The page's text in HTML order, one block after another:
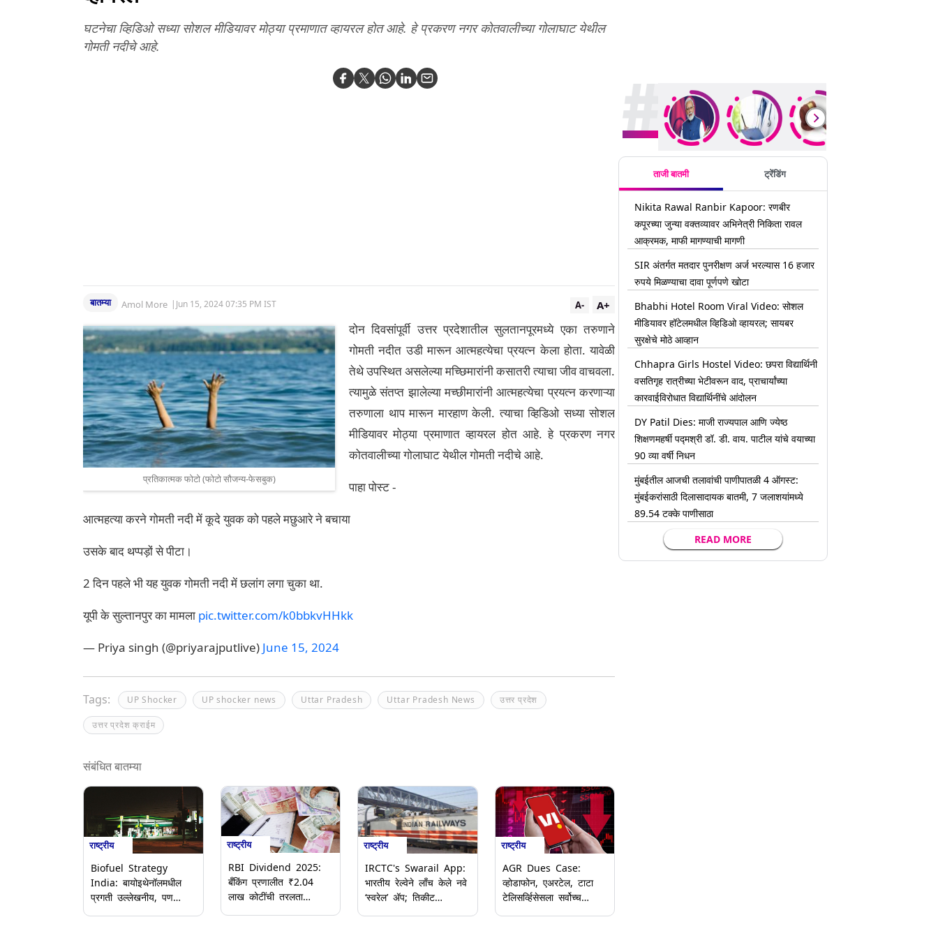
घटनेचा व्हिडिओ सध्या सोशल मीडियावर मोठ्या प्रमाणात व्हायरल होत आहे. हे प्रकरण नगर कोतवालीच्या गोलाघाट येथील
गोमती नदीचे आहे.
बातम्या Amol More | Jun 15, 2024 07:35 PM IST A+
A-
प्रतिकात्मक फोटो (फोटो सौजन्य-फेसबुक)
दोन दिवसांपूर्वी उत्तर प्रदेशातील सुलतानपूरमध्ये एका तरुणाने
गोमती नदीत उडी मारून आत्महत्येचा प्रयत्न केला होता. यावेळी
तेथे उपस्थित असलेल्या मच्छिमारांनी कसातरी त्याचा जीव वाचवला.
त्यामुळे संतप्त झालेल्या मच्छीमारांनी आत्महत्येचा प्रयत्न करणाऱ्या
तरुणाला थाप मारून मारहाण केली. त्याचा व्हिडिओ सध्या सोशल
मीडियावर मोठ्या प्रमाणात व्हायरल होत आहे. हे प्रकरण नगर
कोतवालीच्या गोलाघाट येथील गोमती नदीचे आहे.
पाहा पोस्ट -
आत्महत्या करने गोमती नदी में कूदे युवक को पहले मछुआरे ने बचाया
उसके बाद थप्पड़ों से पीटा।
2 दिन पहले भी यह युवक गोमती नदी में छलांग लगा चुका था.
यूपी के सुल्तानपुर का मामला pic.twitter.com/k0bbkvHHkk
— Priya singh (@priyarajputlive) June 15, 2024
Tags: UP Shocker UP shocker news Uttar Pradesh Uttar Pradesh News उत्तर प्रदेश
उत्तर प्रदेश क्राईम
संबंधित बातम्या
राष्ट्रीय
Biofuel Strategy
India: बायोइथेनॉलमधील
प्रगती उल्लेखनीय, पण
राष्ट्रीय
RBI Dividend 2025:
बँकिंग प्रणालीत ₹2.04
लाख कोटींची तरलता
राष्ट्रीय
IRCTC's Swarail App:
भारतीय रेल्वेने लाँच केले नवे
‘स्वरेल’ ॲप; तिकीट
राष्ट्रीय
AGR Dues Case:
व्होडाफोन, एअरटेल, टाटा
टेलिसर्व्हिसेसला सर्वोच्च
ताजी बातमी ट्रेंडिंग
Nikita Rawal Ranbir Kapoor: रणबीर
कपूरच्या जुन्या वक्तव्यावर अभिनेत्री निकिता रावल
आक्रमक, माफी मागण्याची मागणी
SIR अंतर्गत मतदार पुनरीक्षण अर्ज भरल्यास 16 हजार
रुपये मिळण्याचा दावा पूर्णपणे खोटा
Bhabhi Hotel Room Viral Video: सोशल
मीडियावर हॉटेलमधील व्हिडिओ व्हायरल; सायबर
सुरक्षेचे मोठे आव्हान
Chhapra Girls Hostel Video: छपरा विद्यार्थिनी
वसतिगृह रात्रीच्या भेटीवरून वाद, प्राचार्यांच्या
कारवाईविरोधात विद्यार्थिनींचे आंदोलन
DY Patil Dies: माजी राज्यपाल आणि ज्येष्ठ
शिक्षणमहर्षी पद्मश्री डॉ. डी. वाय. पाटील यांचे वयाच्या
90 व्या वर्षी निधन
मुंबईतील आजची तलावांची पाणीपातळी 4 ऑगस्ट:
मुंबईकरांसाठी दिलासादायक बातमी, 7 जलाशयांमध्ये
89.54 टक्के पाणीसाठा
READ MORE